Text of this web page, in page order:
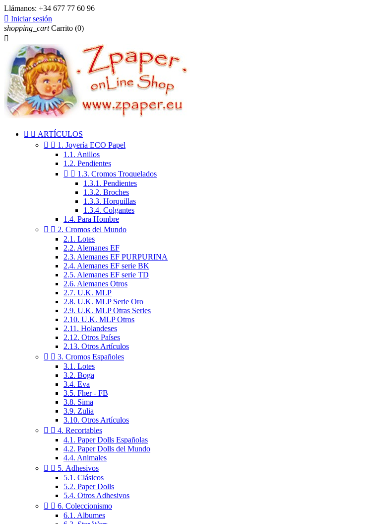
Llámanos: +34 677 77 60 96
 Iniciar sesión
shopping_cart Carrito (0)

  ARTÍCULOS
  1. Joyería ECO Papel
1.1. Anillos
1.2. Pendientes
  1.3. Cromos Troquelados
1.3.1. Pendientes
1.3.2. Broches
1.3.3. Horquillas
1.3.4. Colgantes
1.4. Para Hombre
  2. Cromos del Mundo
2.1. Lotes
2.2. Alemanes EF
2.3. Alemanes EF PURPURINA
2.4. Alemanes EF serie BK
2.5. Alemanes EF serie TD
2.6. Alemanes Otros
2.7. U.K. MLP
2.8. U.K. MLP Serie Oro
2.9. U.K. MLP Otras Series
2.10. U.K. MLP Otros
2.11. Holandeses
2.12. Otros Países
2.13. Otros Artículos
  3. Cromos Españoles
3.1. Lotes
3.2. Boga
3.4. Eva
3.5. Fher - FB
3.8. Sima
3.9. Zulia
3.10. Otros Artículos
  4. Recortables
4.1. Paper Dolls Españolas
4.2. Paper Dolls del Mundo
4.4. Animales
  5. Adhesivos
5.1. Clásicos
5.2. Paper Dolls
5.4. Otros Adhesivos
  6. Coleccionismo
6.1. Albumes